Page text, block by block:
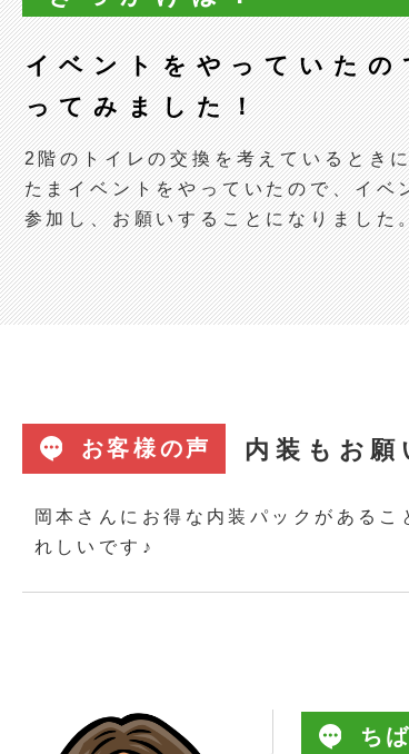
イベントをやっていたの
ってみました！
2階のトイレの交換を考えているとき
たまイベントをやっていたので、イベ
参加し、お願いすることになりました
お客様の声 内装もお願
岡本さんにお得な内装パックがある
れしいです♪
ち